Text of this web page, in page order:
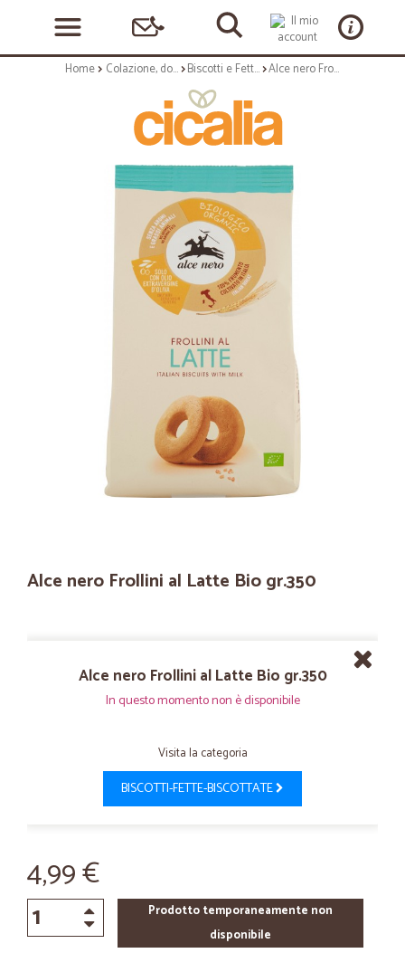
Home Colazione, dolciumi e snack Biscotti e Fette Biscottate Alce nero Frollini al Latte Bio gr.350
Alce nero Frollini al Latte Bio gr.350
Alce nero Frollini al Latte Bio gr.350
In questo momento non è disponibile
Visita la categoria
BISCOTTI-FETTE-BISCOTTATE
4,99 €
Prodotto temporaneamente non
disponibile